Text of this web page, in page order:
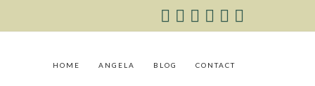
HOME ANGELA BLOG CONTACT